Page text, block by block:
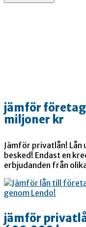
jämför
miljoner kr
Jämför privatlån! Lån
besked! Endast en
erbjudanden från
jämför